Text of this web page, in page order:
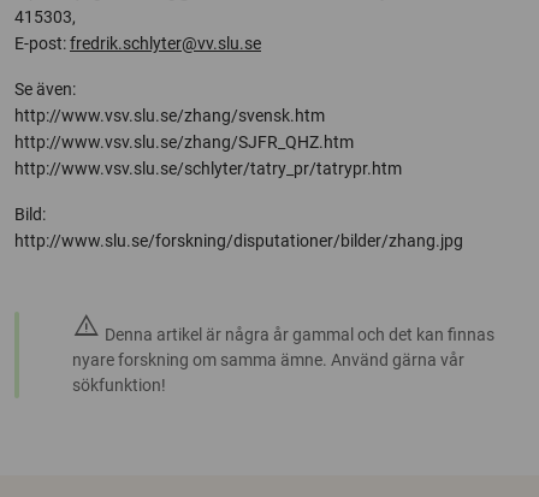
415303,
E-post:fredrik.schlyter@vv.slu.se
Se även:
http://www.vsv.slu.se/zhang/svensk.htm
http://www.vsv.slu.se/zhang/SJFR_QHZ.htm
http://www.vsv.slu.se/schlyter/tatry_pr/tatrypr.htm
Bild:
http://www.slu.se/forskning/disputationer/bilder/zhang.jpg
warning Denna artikel är några år gammal och det kan finnas
nyare forskning om samma ämne. Använd gärna vår
sökfunktion!